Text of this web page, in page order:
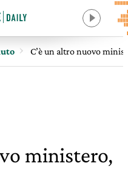
C’è un altro nuovo
ministero,